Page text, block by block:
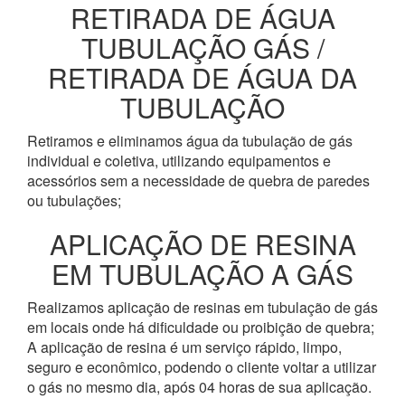
RETIRADA DE ÁGUA
TUBULAÇÃO GÁS /
RETIRADA DE ÁGUA DA
TUBULAÇÃO
Retiramos e eliminamos água da tubulação de gás
individual e coletiva, utilizando equipamentos e
acessórios sem a necessidade de quebra de paredes
ou tubulações;
APLICAÇÃO DE RESINA
EM TUBULAÇÃO A GÁS
Realizamos aplicação de resinas em tubulação de gás
em locais onde há dificuldade ou proibição de quebra;
A aplicação de resina é um serviço rápido, limpo,
seguro e econômico, podendo o cliente voltar a utilizar
o gás no mesmo dia, após 04 horas de sua aplicação.